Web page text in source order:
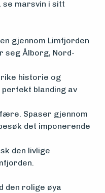
se marsvin i sitt
gjennom Limfjorden
seg Ålborg, Nord-
historie og
blanding av
Spaser gjennom
det imponerende
den livlige
den rolige øya